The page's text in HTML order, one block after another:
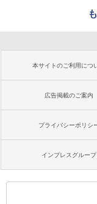
本サイトのご利用につ
広告掲載のご案内
プライバシーポリシ
インプレスグループ